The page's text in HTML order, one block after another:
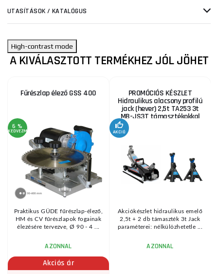
UTASÍTÁSOK / KATALÓGUS
High-contrast mode
A KIVÁLASZTOTT TERMÉKHEZ JÓL JÖHET
Fűrészlap élező GSS 400
6 %
KEDVEZMÉNY
Praktikus GÜDE fűrészlap-élező,
HM és CV fűrészlapok fogainak
élezésére tervezve, Ø 90 - 4 ...
AZONNAL
Akciós ár
PROMÓCIÓS KÉSZLET
Hidraulikus alacsony profilú
jack (hever) 2,5t TA253 3t
MB-JS3T támasztékokkal
AKCIÓ
Akciókészlet hidraulikus emelő
2,5t + 2 db támaszték 3t Jack
paraméterei: nélkülözhetetle ...
AZONNAL